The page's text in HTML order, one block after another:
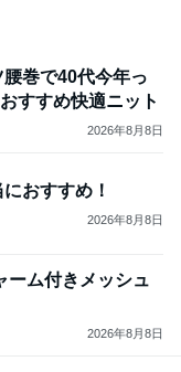
腰巻で40代今年っ
すすめ快適ニット
2026年8月8日
おすすめ！
2026年8月8日
ム付きメッシュ
2026年8月8日